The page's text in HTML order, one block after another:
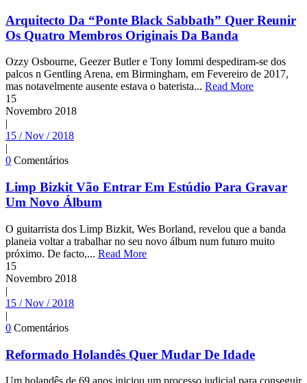
Arquitecto Da “Ponte Black Sabbath” Quer Reunir
Os Quatro Membros Originais Da Banda
Ozzy Osbourne, Geezer Butler e Tony Iommi despediram-se dos
palcos n Gentling Arena, em Birmingham, em Fevereiro de 2017,
mas notavelmente ausente estava o baterista... Read More
15
Novembro 2018
|
15 / Nov / 2018
|
0 Comentários
Limp Bizkit Vão Entrar Em Estúdio Para Gravar
Um Novo Álbum
O guitarrista dos Limp Bizkit, Wes Borland, revelou que a banda
planeia voltar a trabalhar no seu novo álbum num futuro muito
próximo. De facto,... Read More
15
Novembro 2018
|
15 / Nov / 2018
|
0 Comentários
Reformado Holandês Quer Mudar De Idade